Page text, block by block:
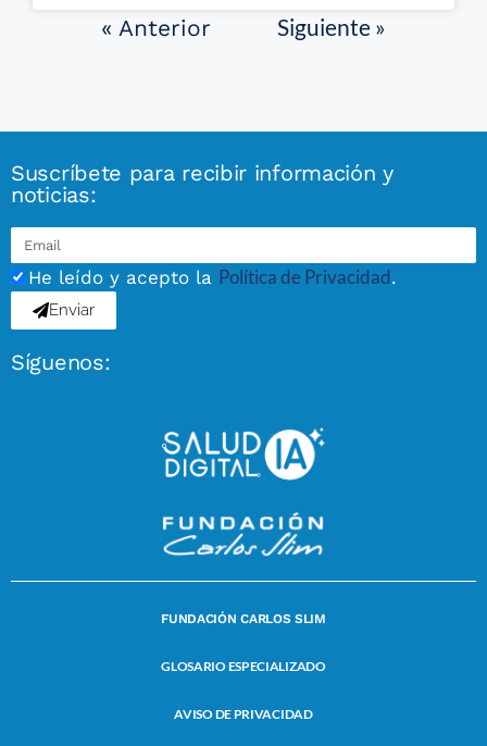
« Anterior Siguiente »
Suscríbete para recibir información y
noticias:
He leído y acepto la Política de Privacidad.
Enviar
Síguenos:
FUNDACIÓN CARLOS SLIM
GLOSARIO ESPECIALIZADO
AVISO DE PRIVACIDAD